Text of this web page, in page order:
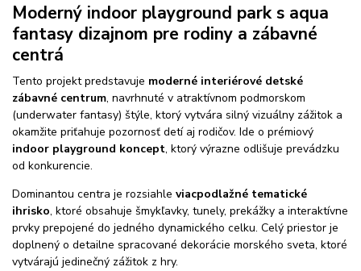
Moderný indoor playground park s aqua
fantasy dizajnom pre rodiny a zábavné
centrá
Tento projekt predstavuje moderné interiérové detské
zábavné centrum, navrhnuté v atraktívnom podmorskom
(underwater fantasy) štýle, ktorý vytvára silný vizuálny zážitok a
okamžite priťahuje pozornosť detí aj rodičov. Ide o prémiový
indoor playground koncept, ktorý výrazne odlišuje prevádzku
od konkurencie.
Dominantou centra je rozsiahle viacpodlažné tematické
ihrisko, ktoré obsahuje šmykľavky, tunely, prekážky a interaktívne
prvky prepojené do jedného dynamického celku. Celý priestor je
doplnený o detailne spracované dekorácie morského sveta, ktoré
vytvárajú jedinečný zážitok z hry.